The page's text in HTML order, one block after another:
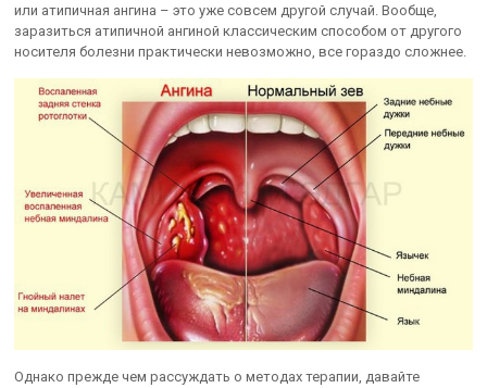
или атипичная ангина – это уже совсем другой случай. Вообще,
заразиться атипичной ангиной классическим способом от другого
носителя болезни практически невозможно, все гораздо сложнее.
Однако прежде чем рассуждать о методах терапии, давайте